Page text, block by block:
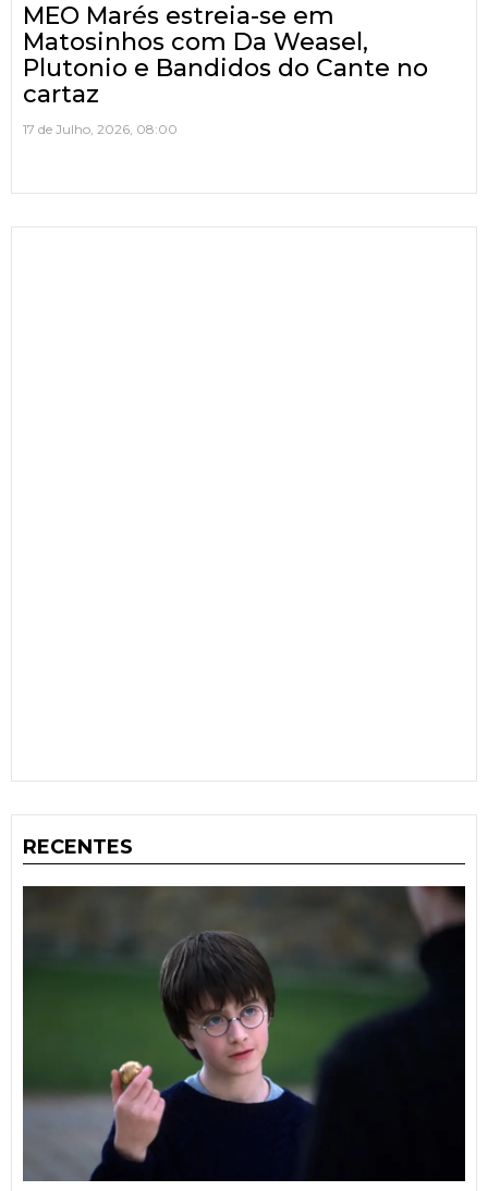
MEO Marés estreia-se em
Matosinhos com Da Weasel,
Plutonio e Bandidos do Cante no
cartaz
17 de Julho, 2026, 08:00
RECENTES